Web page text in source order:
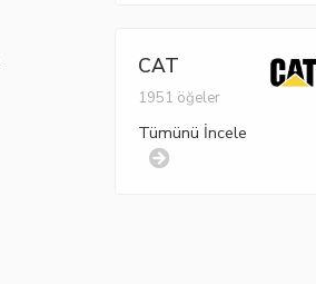
CAT
1951 öğeler
Tümünü İncele